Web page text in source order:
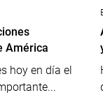
América
hoy en día el